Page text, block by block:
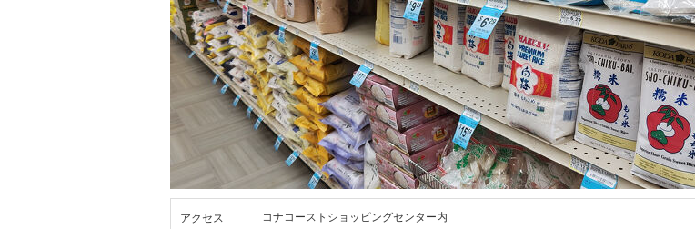
アクセス コナコーストショッピングセンター内